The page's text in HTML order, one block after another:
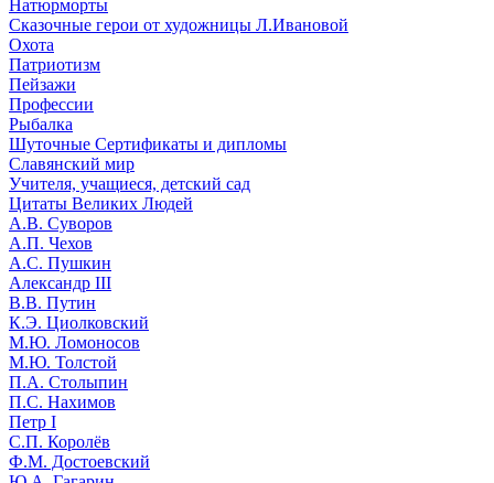
Натюрморты
Сказочные герои от художницы Л.Ивановой
Охота
Патриотизм
Пейзажи
Профессии
Рыбалка
Шуточные Сертификаты и дипломы
Славянский мир
Учителя, учащиеся, детский сад
Цитаты Великих Людей
А.В. Суворов
А.П. Чехов
А.С. Пушкин
Александр III
В.В. Путин
К.Э. Циолковский
М.Ю. Ломоносов
М.Ю. Толстой
П.А. Столыпин
П.С. Нахимов
Петр I
С.П. Королёв
Ф.М. Достоевский